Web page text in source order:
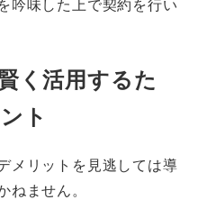
く活用するた
ト
メリットを見逃しては導
ません。